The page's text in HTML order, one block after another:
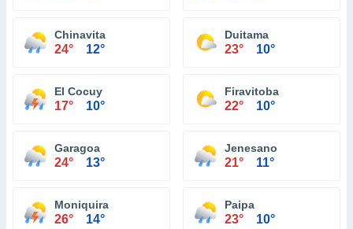
Chinavita
24° 12°
Duitama
23° 10°
El Cocuy
17° 10°
Firavitoba
22° 10°
Garagoa
24° 13°
Jenesano
21° 11°
Moniquira
26° 14°
Paipa
23° 10°